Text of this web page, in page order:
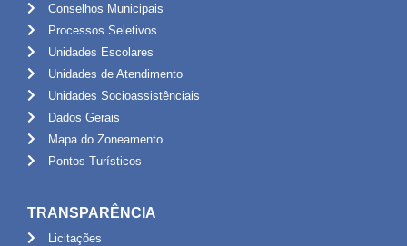
Conselhos Municipais
Processos Seletivos
Unidades Escolares
Unidades de Atendimento
Unidades Socioassistênciais
Dados Gerais
Mapa do Zoneamento
Pontos Turísticos
TRANSPARÊNCIA
Licitações